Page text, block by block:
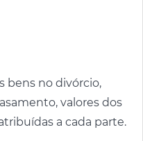
bens no divórcio,
valores dos
a cada parte.